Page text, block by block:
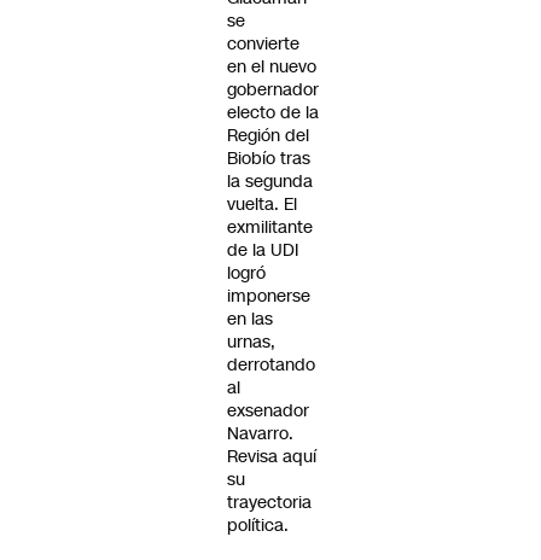
se
convierte
en el nuevo
gobernador
electo de la
Región del
Biobío tras
la segunda
vuelta. El
exmilitante
de la UDI
logró
imponerse
en las
urnas,
derrotando
al
exsenador
Navarro.
Revisa aquí
su
trayectoria
política.